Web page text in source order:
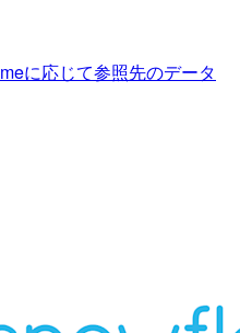
に応じて参照先のデータ